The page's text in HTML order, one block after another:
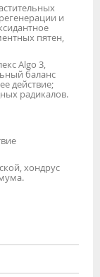
и
пятен,
Algo 3,
баланс
действие;
радикалов.
хондрус